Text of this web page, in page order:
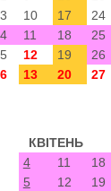
3 10 17
24
4 11 18
25
5 12 19
26
6 13 20 27
КВІТЕНЬ
4 11 18
5 12 19